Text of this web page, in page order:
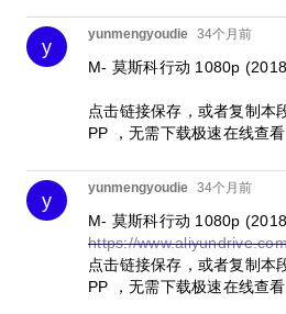
y
yunmengyoudie 34个月前
M- 莫斯科行动 1080p
点击链接保存，或者复制本
PP ，无需下载极速在线查
y
yunmengyoudie 34个月前
M- 莫斯科行动 1080p
https://
点击链接保存，或者复制本
PP ，无需下载极速在线查